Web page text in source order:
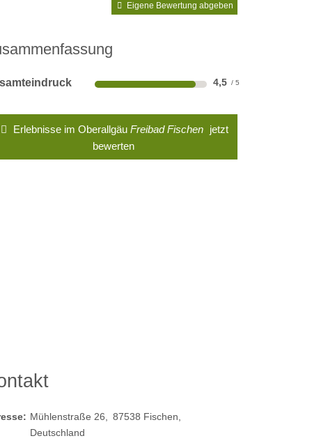
Eigene Bewertung abgeben
4,5
Erlebnisse im Oberallgäu Freibad Fischen jetzt
bewerten
Mühlenstraße 26 87538 Fischen
Deutschland